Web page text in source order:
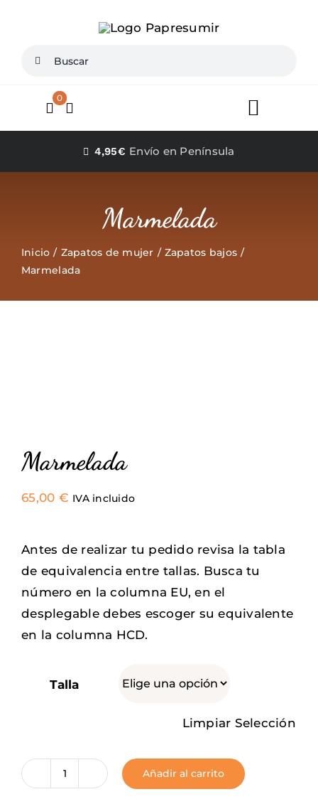
Buscar:
Toggle
Inicio
0
4,95€ Envío en Península
Marmelada
Inicio Zapatos de mujer
Zapatos bajos
Marmelada
Marmelada
65,00 € IVA incluido
Antes de realizar tu pedido revisa la tabla
de equivalencia entre tallas. Busca tu
número en la columna EU, en el
desplegable debes escoger su equivalente
en la columna HCD.
Talla
Limpiar Selección
Marmelada
Añadir al carrito